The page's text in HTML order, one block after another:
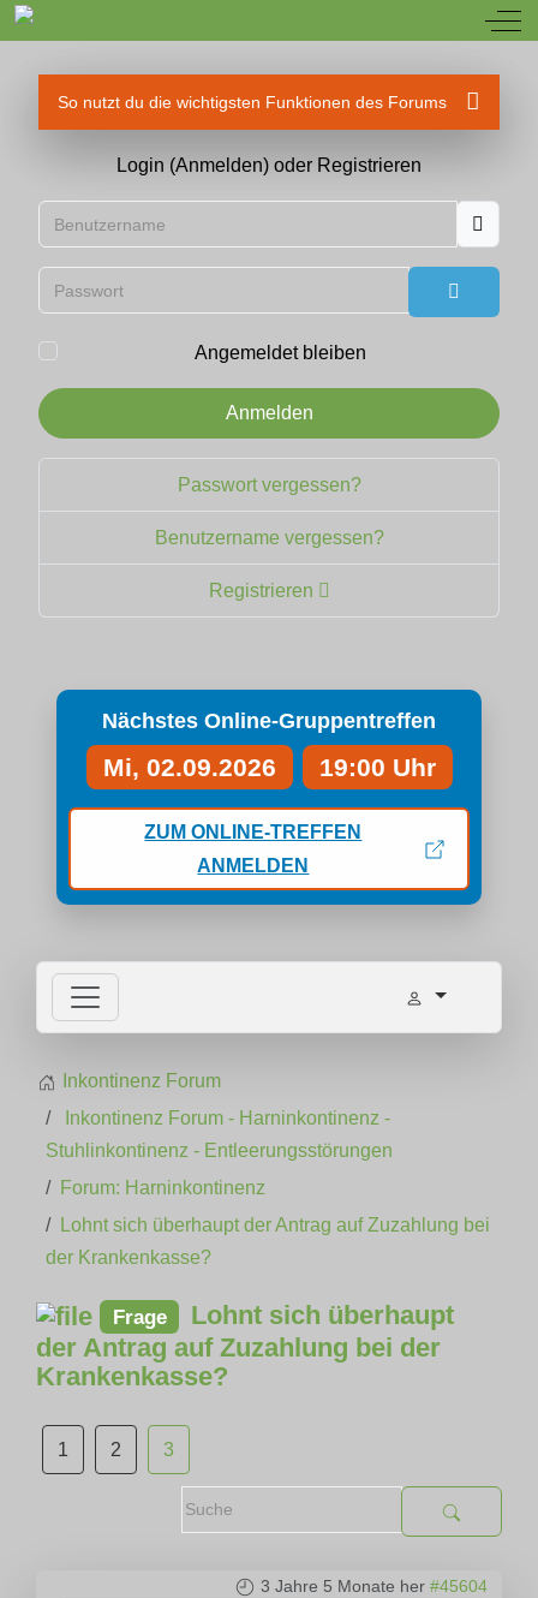
Off-
So nutzt du die wichtigsten Funktionen des Forums
Login (Anmelden) oder Registrieren
Benutzername
Passwort
Passwort
Angemeldet bleiben
Anmelden
Passwort vergessen?
Benutzername vergessen?
Registrieren
Nächstes Online-Gruppentreffen
Mi, 02.09.2026 19:00 Uhr
ZUM ONLINE-TREFFEN
ANMELDEN
Inkontinenz Forum
Inkontinenz Forum - Harninkontinenz -
Stuhlinkontinenz - Entleerungsstörungen
Forum: Harninkontinenz
Lohnt sich überhaupt der Antrag auf Zuzahlung bei
der Krankenkasse?
Frage
Lohnt sich überhaupt
der Antrag auf Zuzahlung bei der
Krankenkasse?
1 2 3
3 Jahre 5 Monate her #45604